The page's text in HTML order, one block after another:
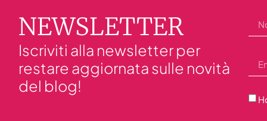
NEWSLETTER
Iscriviti alla newsletter per
restare aggiornata sulle novità
del blog!